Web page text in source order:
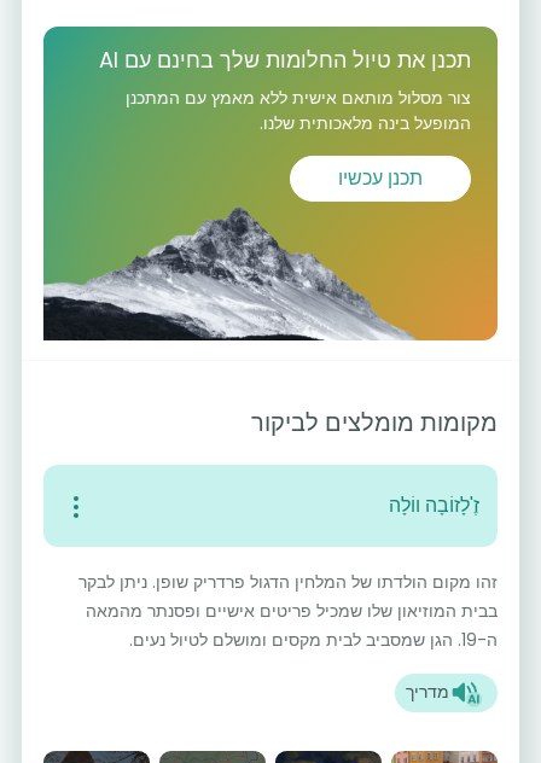
תכנן את טיול החלומות שלך בחינם עם AI
צור מסלול מותאם אישית ללא מאמץ עם המתכנן
המופעל בינה מלאכותית שלנו.
תכנן עכשיו
מקומות מומלצים לביקור
זֶ'לָזוֹבָה ווֹלָה
זהו מקום הולדתו של המלחין הדגול פרדריק שופן. ניתן לבקר
בבית המוזיאון שלו שמכיל פריטים אישיים ופסנתר מהמאה
ה-19. הגן שמסביב לבית מקסים ומושלם לטיול נעים.
מדריך